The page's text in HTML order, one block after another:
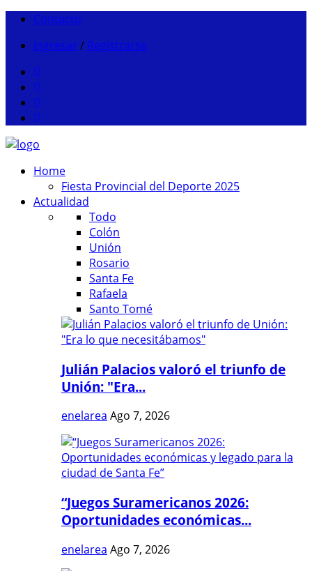
Contacto
Ingresar / Registrarse
Home
Fiesta Provincial del Deporte 2025
Actualidad
Todo
Colón
Unión
Rosario
Santa Fe
Rafaela
Santo Tomé
Julián Palacios valoró el triunfo de
Unión: "Era...
enelarea Ago 7, 2026
“Juegos Suramericanos 2026:
Oportunidades económicas...
enelarea Ago 7, 2026